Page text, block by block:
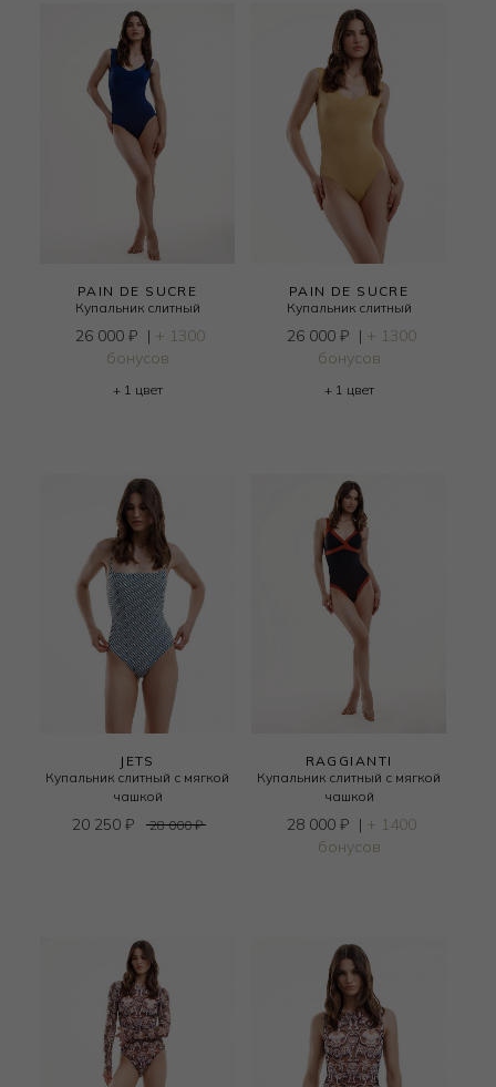
PAIN DE SUCRE
Купальник слитный
26 000 ₽ | + 1300
бонусов
+ 1 цвет
PAIN DE SUCRE
Купальник слитный
26 000 ₽ | + 1300
бонусов
+ 1 цвет
JETS
Купальник слитный с мягкой
чашкой
20 250 ₽ 28 000₽
RAGGIANTI
Купальник слитный с мягкой
чашкой
28 000 ₽ | + 1400
бонусов